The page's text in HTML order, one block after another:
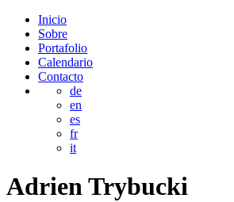
Inicio
Sobre
Portafolio
Calendario
Contacto
de
en
es
fr
it
AdrienTrybucki